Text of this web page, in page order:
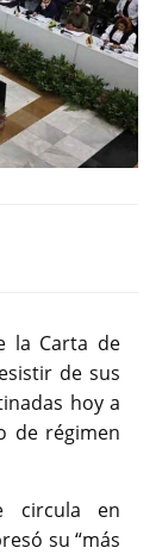
la Carta de
de sus
hoy a
de régimen
circula en
su “más